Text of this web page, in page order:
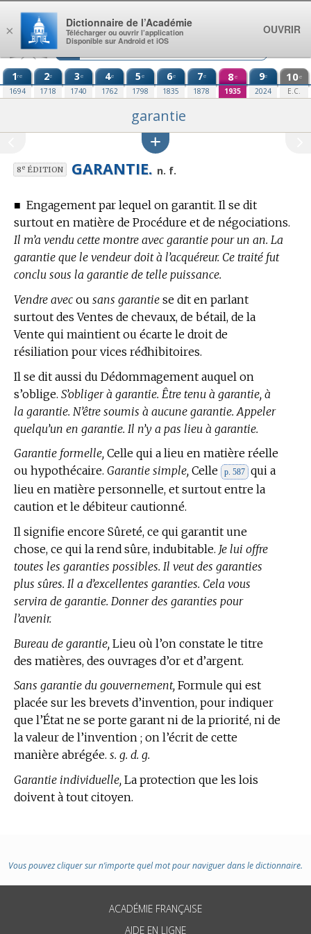
Aller au contenu
1re
1694
2e
1718
3e
1740
4e
1762
5e
1798
6e
1835
7e
1878
8e
1935
9e
2024
10e
E.C.
garantie
8eÉDITION GARANTIE. n. f.
■ Engagement par lequel on garantit. Il se dit
surtout en matière de Procédure et de négociations.
Il m’a vendu cette montre avec garantie pour un an. La
garantie que le vendeur doit à l’acquéreur. Ce traité fut
conclu sous la garantie de telle puissance.
Vendre avec ou sans garantie se dit en parlant
surtout des Ventes de chevaux, de bétail, de la
Vente qui maintient ou écarte le droit de
résiliation pour vices rédhibitoires.
Il se dit aussi du Dédommagement auquel on
s’oblige. S’obliger à garantie. Être tenu à garantie, à
la garantie. N’être soumis à aucune garantie. Appeler
quelqu’un en garantie. Il n’y a pas lieu à garantie.
Garantie formelle, Celle qui a lieu en matière réelle
ou hypothécaire. Garantie simple, Celle p. 587 qui a
lieu en matière personnelle, et surtout entre la
caution et le débiteur cautionné.
Il signifie encore Sûreté, ce qui garantit une
chose, ce qui la rend sûre, indubitable. Je lui offre
toutes les garanties possibles. Il veut des garanties
plus sûres. Il a d’excellentes garanties. Cela vous
servira de garantie. Donner des garanties pour
l’avenir.
Bureau de garantie, Lieu où l’on constate le titre
des matières, des ouvrages d’or et d’argent.
Sans garantie du gouvernement, Formule qui est
placée sur les brevets d’invention, pour indiquer
que l’État ne se porte garant ni de la priorité, ni de
la valeur de l’invention ; on l’écrit de cette
manière abrégée. s. g. d. g.
Garantie individuelle, La protection que les lois
doivent à tout citoyen.
Vous pouvez cliquer sur n’importe quel mot pour naviguer dans le dictionnaire.
ACADÉMIE FRANÇAISE
AIDE EN LIGNE
×
Dictionnaire de l’Académie
Télécharger ou ouvrir l’application
Disponible sur Android et iOS
OUVRIR